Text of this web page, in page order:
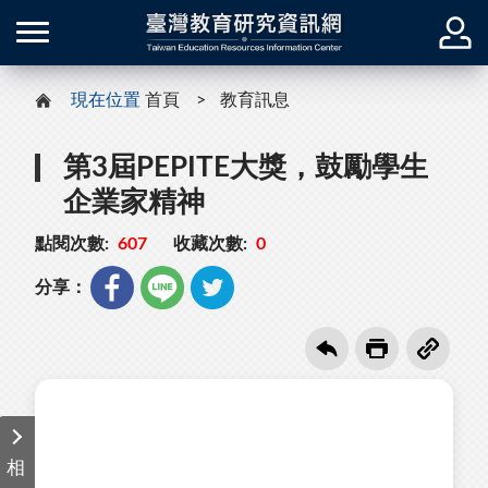
現在位置 首頁 教育訊息
第3屆PEPITE大獎，鼓勵學生
企業家精神
點閱次數: 607 收藏次數: 0
分享：
相